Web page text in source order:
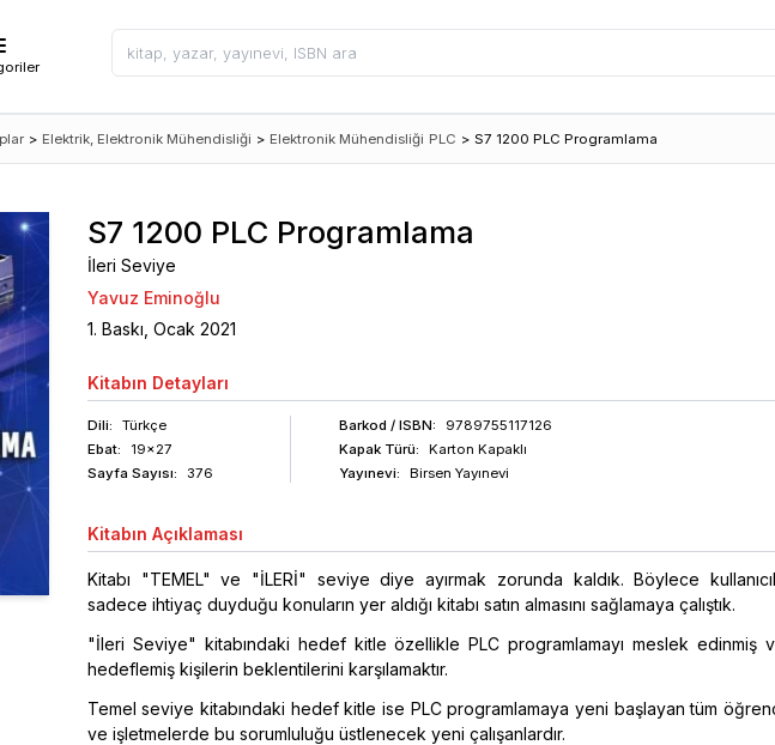
> Elektrik, Elektronik Mühendisliği > Elektronik Mühendisliği PLC > S7 1200 PLC Programlama
S7 1200 PLC Programlama
İleri Seviye
Yavuz Eminoğlu
1. Baskı, Ocak 2021
Kitabın Detayları
Dili:
Türkçe
Ebat:
19x27
Sayfa Sayısı: 376
Barkod / ISBN:
9789755117126
Kapak Türü:
Karton Kapaklı
Yayınevi:
Birsen Yayınevi
Kitabın Açıklaması
Kitabı "TEMEL" ve "İLERİ" seviye diye ayırmak zorunda kaldık. Böylece
sadece ihtiyaç duyduğu konuların yer aldığı kitabı satın almasını sağlamaya çalıştık.
"İleri Seviye" kitabındaki hedef kitle özellikle PLC programlamayı meslek edinmiş
hedeflemiş kişilerin beklentilerini karşılamaktır.
Temel seviye kitabındaki hedef kitle ise PLC programlamaya yeni başlayan tüm
ve işletmelerde bu sorumluluğu üstlenecek yeni çalışanlardır.